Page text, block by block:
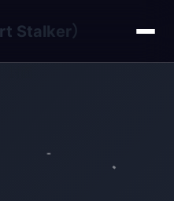
Stalker）